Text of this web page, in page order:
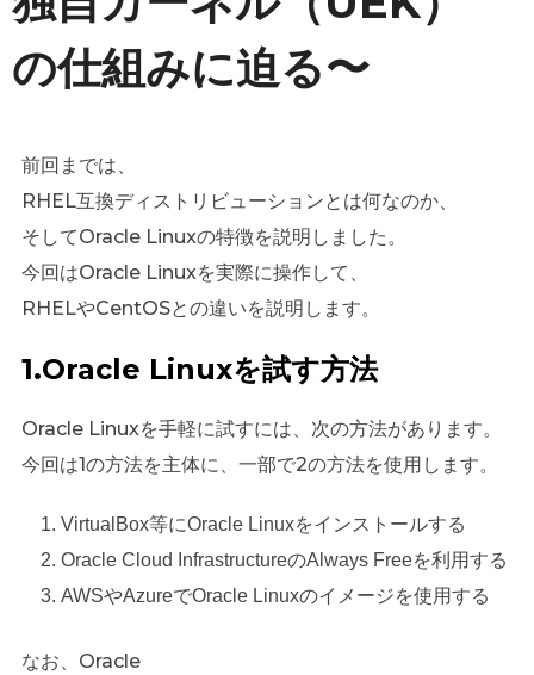
の仕組みに迫る〜
前回までは、
RHEL互換ディストリビューションとは何なのか、
そしてOracle Linuxの特徴を説明しました。
今回はOracle Linuxを実際に操作して、
RHELやCentOSとの違いを説明します。
1.Oracle Linuxを試す方法
Oracle Linuxを手軽に試すには、次の方法があります。
今回は1の方法を主体に、一部で2の方法を使用します。
VirtualBox等にOracle Linuxをインストールする
Oracle Cloud InfrastructureのAlways Freeを利用する
AWSやAzureでOracle Linuxのイメージを使用する
なお、Oracle